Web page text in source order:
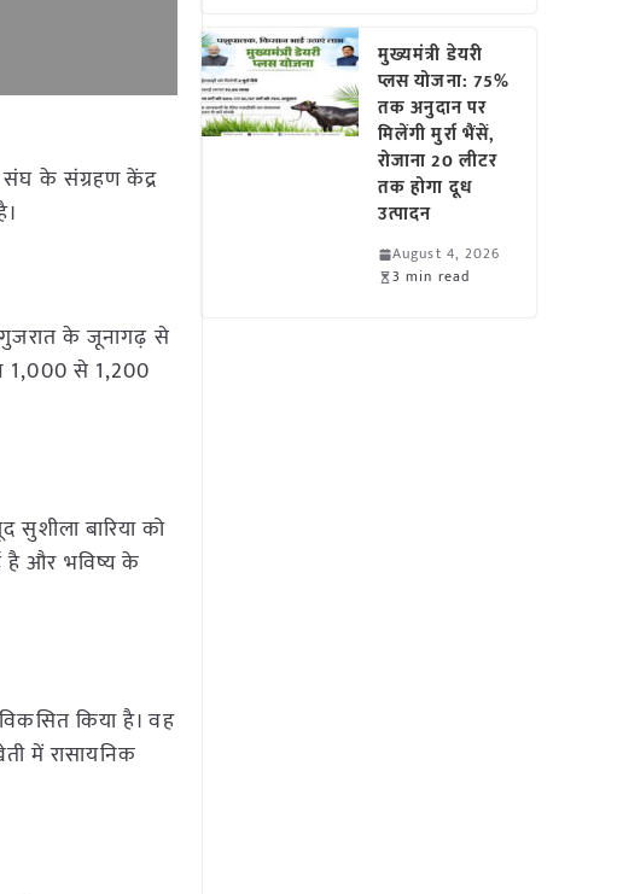
संघ के संग्रहण केंद्र
गुजरात के जूनागढ़ से
1,000 से 1,200
बारिया को
है और भविष्य के
किया है। वह
में रासायनिक
मुख्यमंत्री डेयरी
प्लस योजना: 75%
तक अनुदान पर
मिलेंगी मुर्रा भैंसें,
रोजाना 20 लीटर
तक होगा दूध
उत्पादन
August 4, 2026
3 min read